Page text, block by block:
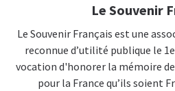
Le Souvenir
Le Souvenir Français est une
reconnue d’utilité publique le
vocation d'honorer la mémoire
pour la France qu’ils soient